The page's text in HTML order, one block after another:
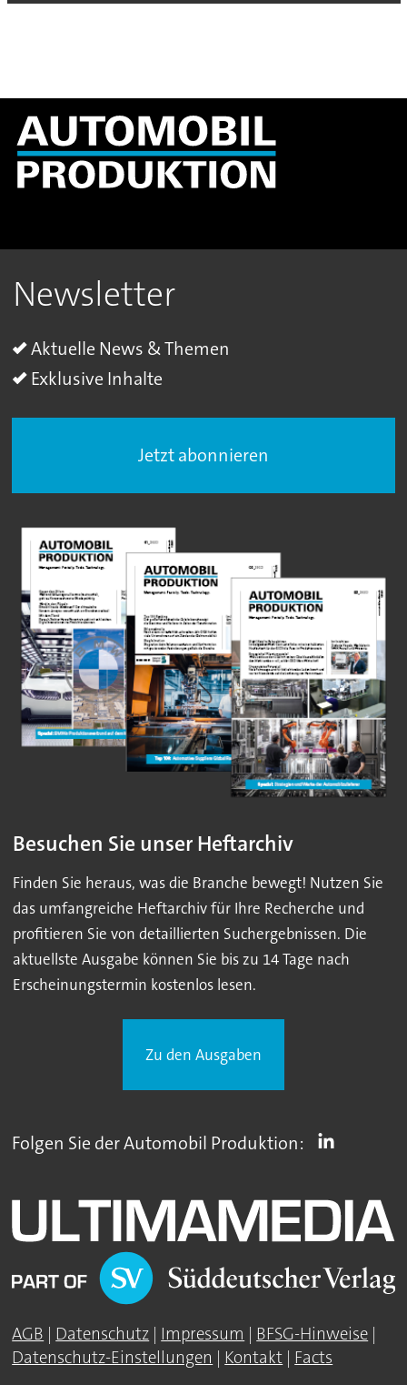
Newsletter
Aktuelle News & Themen
Exklusive Inhalte
Jetzt abonnieren
Besuchen Sie unser Heftarchiv
Finden Sie heraus, was die Branche bewegt! Nutzen Sie
das umfangreiche Heftarchiv für Ihre Recherche und
profitieren Sie von detaillierten Suchergebnissen. Die
aktuellste Ausgabe können Sie bis zu 14 Tage nach
Erscheinungstermin kostenlos lesen.
Zu den Ausgaben
Folgen Sie der Automobil Produktion:
AGB | Datenschutz | Impressum | BFSG-Hinweise |
Datenschutz-Einstellungen | Kontakt | Facts